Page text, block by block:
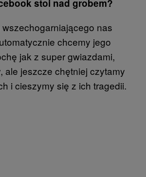
stoi nad grobem?
nas
chcemy jego
jak z super gwiazdami,
ale jeszcze chętniej czytamy
i cieszymy się z ich tragedii.